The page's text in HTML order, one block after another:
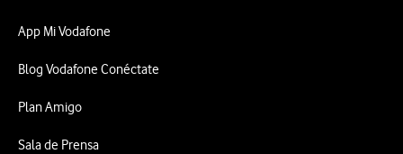
App Mi Vodafone
Blog Vodafone Conéctate
Plan Amigo
Sala de Prensa